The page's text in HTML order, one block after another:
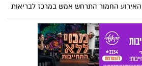
האירוע החמור התרחש אמש במרכז לבריאות
הנפש בבאר שבע, כאשר אחד המטופלים
הכה את מנהל מחלקת המיון. כעת העובדים
זועמים ונראה שהפתרון לאלימות במרכזים
הרפואיים בישראל רחוק מלהגיע.